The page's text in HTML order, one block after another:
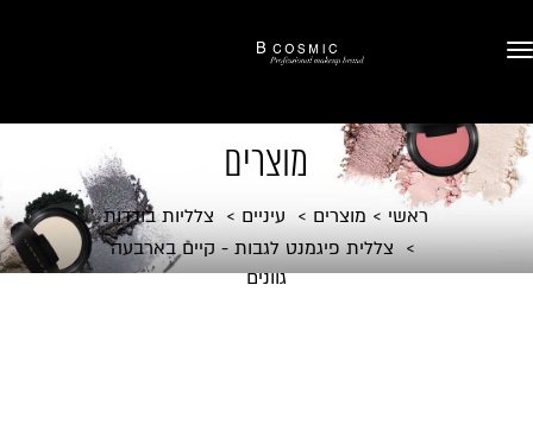
מוצרים
ראשי מוצרים עיניים
צלליות בודדות
צללית פיגמנט לגבות - קיים בארבעה
גוונים